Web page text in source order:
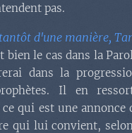
pas.
tantôt d'une manière,
bien le cas dans la
dans la
Il en
qui est une annonce
qui lui convient,